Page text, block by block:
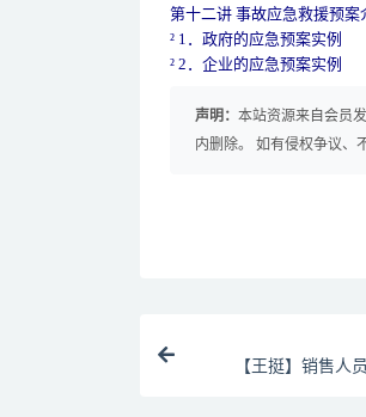
第十二讲 事故应急救援预案
² 1．政府的应急预案实例
² 2．企业的应急预案实例
声明： 本站资源来自会员
内删除。 如有侵权争议、
【王挺】销售人